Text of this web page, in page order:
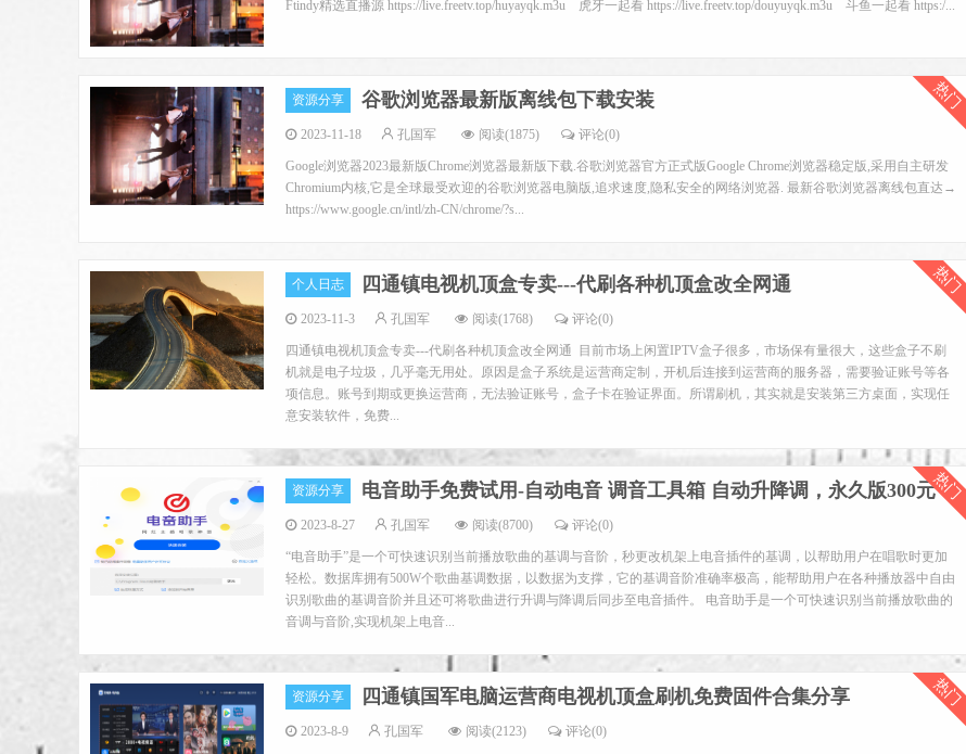
Ftindy精选直播源 https://live.freetv.top/huyayqk.m3u 虎牙一起看 https://live.freetv.top/douyuyqk.m3u 斗鱼一起看 https:/...
资源分享 谷歌浏览器最新版离线包下载安装
2023-11-18 孔国军 阅读(1875) 评论(0)
Google浏览器2023最新版Chrome浏览器最新版下载.谷歌浏览器官方正式版Google Chrome浏览器稳定版,采用自主研发
Chromium内核,它是全球最受欢迎的谷歌浏览器电脑版,追求速度,隐私安全的网络浏览器. 最新谷歌浏览器离线包直达→
https://www.google.cn/intl/zh-CN/chrome/?s...
热门
个人日志 四通镇电视机顶盒专卖---代刷各种机顶盒改全网通
2023-11-3 孔国军 阅读(1768) 评论(0)
四通镇电视机顶盒专卖---代刷各种机顶盒改全网通 目前市场上闲置IPTV盒子很多，市场保有量很大，这些盒子不刷
机就是电子垃圾，几乎毫无用处。原因是盒子系统是运营商定制，开机后连接到运营商的服务器，需要验证账号等各
项信息。账号到期或更换运营商，无法验证账号，盒子卡在验证界面。所谓刷机，其实就是安装第三方桌面，实现任
意安装软件，免费...
热门
资源分享 电音助手免费试用-自动电音 调音工具箱 自动升降调，永久版300元
2023-8-27 孔国军 阅读(8700) 评论(0)
“电音助手”是一个可快速识别当前播放歌曲的基调与音阶，秒更改机架上电音插件的基调，以帮助用户在唱歌时更加
轻松。数据库拥有500W个歌曲基调数据，以数据为支撑，它的基调音阶准确率极高，能帮助用户在各种播放器中自由
识别歌曲的基调音阶并且还可将歌曲进行升调与降调后同步至电音插件。 电音助手是一个可快速识别当前播放歌曲的
音调与音阶,实现机架上电音...
热门
资源分享 四通镇国军电脑运营商电视机顶盒刷机免费固件合集分享
2023-8-9 孔国军 阅读(2123) 评论(0)
热门